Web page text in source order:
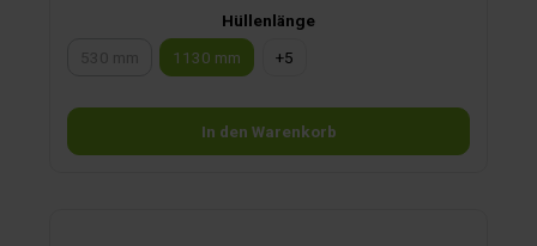
Hüllenlänge
(Diese Option ist zurzeit nicht verfügbar.)
1130 mm +5
In den Warenkorb